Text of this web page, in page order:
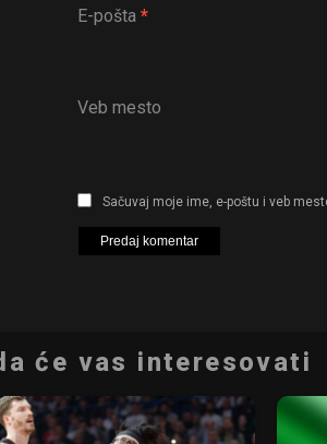
E-pošta *
Veb mesto
Sačuvaj moje ime, e-poštu i veb
će vas interesovati